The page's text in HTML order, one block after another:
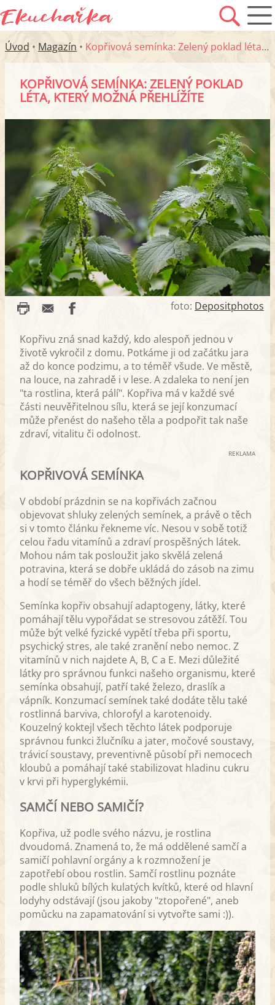
Úvod • Magazín • Kopřivová semínka: Zelený poklad léta, který možná přehlížíte
KOPŘIVOVÁ SEMÍNKA: ZELENÝ POKLAD
LÉTA, KTERÝ MOŽNÁ PŘEHLÍŽÍTE
foto: Depositphotos
Kopřivu zná snad každý, kdo alespoň jednou v
životě vykročil z domu. Potkáme ji od začátku jara
až do konce podzimu, a to téměř všude. Ve městě,
na louce, na zahradě i v lese. A zdaleka to není jen
"ta rostlina, která pálí". Kopřiva má v každé své
části neuvěřitelnou sílu, která se její konzumací
může přenést do našeho těla a podpořit tak naše
zdraví, vitalitu či odolnost.
REKLAMA
KOPŘIVOVÁ SEMÍNKA
V období prázdnin se na kopřivách začnou
objevovat shluky zelených semínek, a právě o těch
si v tomto článku řekneme víc. Nesou v sobě totiž
celou řadu vitamínů a zdraví prospěšných látek.
Mohou nám tak posloužit jako skvělá zelená
potravina, která se dobře ukládá do zásob na zimu
a hodí se téměř do všech běžných jídel.
Semínka kopřiv obsahují adaptogeny, látky, které
pomáhají tělu vypořádat se stresovou zátěží. Tou
může být velké fyzické vypětí třeba při sportu,
psychický stres, ale také zranění nebo nemoc. Z
vitamínů v nich najdete A, B, C a E. Mezi důležité
látky pro správnou funkci našeho organismu, které
semínka obsahují, patří také železo, draslík a
vápník. Konzumací semínek také dodáte tělu také
rostlinná barviva, chlorofyl a karotenoidy.
Kouzelný koktejl všech těchto látek podporuje
správnou funkci žlučníku a jater, močové soustavy,
trávicí soustavy, preventivně působí při nemocech
kloubů a pomáhají také stabilizovat hladinu cukru
v krvi při hyperglykémii.
SAMČÍ NEBO SAMIČÍ?
Kopřiva, už podle svého názvu, je rostlina
dvoudomá. Znamená to, že má oddělené samčí a
samičí pohlavní orgány a k rozmnožení je
zapotřebí obou rostlin. Samčí rostlinu poznáte
podle shluků bílých kulatých kvítků, které od hlavní
lodyhy odstávají (jsou jakoby "ztopořené", aneb
pomůcku na zapamatování si vytvořte sami :)).